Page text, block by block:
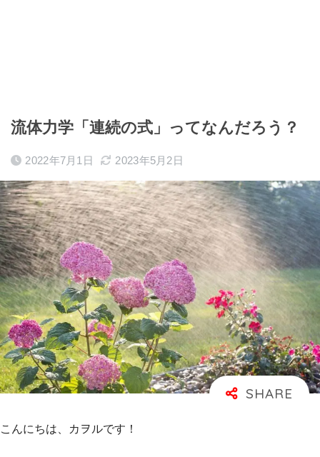
流体力学「連続の式」ってなんだろう？
2022年7月1日 2023年5月2日
こんにちは、カヲルです！